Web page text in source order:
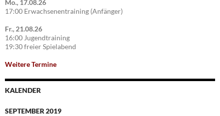
Mo., 17.08.26
17:00 Erwachsenentraining (Anfänger)
Fr., 21.08.26
16:00 Jugendtraining
19:30 freier Spielabend
Weitere Termine
KALENDER
SEPTEMBER 2019